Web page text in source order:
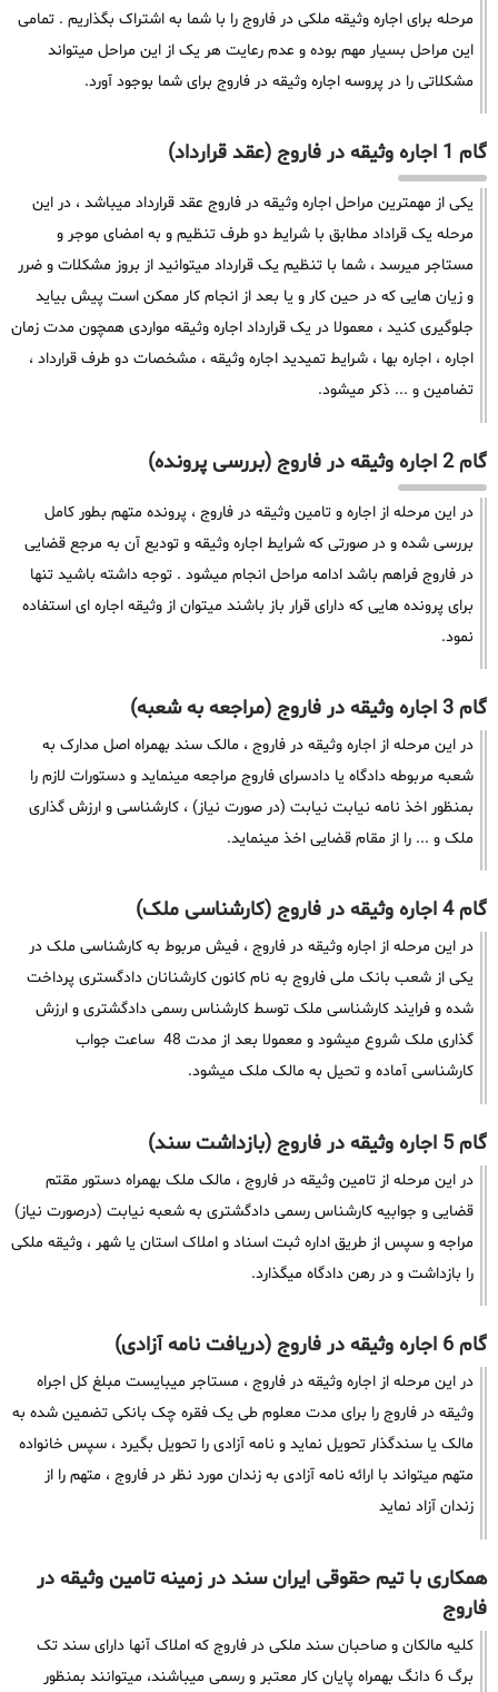
مرحله برای اجاره وثیقه ملکی در فاروج را با شما به اشتراک بگذاریم . تمامی
این مراحل بسیار مهم بوده و عدم رعایت هر یک از این مراحل میتواند
مشکلاتی را در پروسه اجاره وثیقه در فاروج برای شما بوجود آورد.
گام 1 اجاره وثیقه در فاروج (عقد قرارداد)
یکی از مهمترین مراحل اجاره وثیقه در فاروج عقد قرارداد میباشد ، در این
مرحله یک قراداد مطابق با شرایط دو طرف تنظیم و به امضای موجر و
مستاجر میرسد ، شما با تنظیم یک قرارداد میتوانید از بروز مشکلات و ضرر
و زیان هایی که در حین کار و یا بعد از انجام کار ممکن است پیش بیاید
جلوگیری کنید ، معمولا در یک قرارداد اجاره وثیقه مواردی همچون مدت زمان
اجاره ، اجاره بها ، شرایط تمیدید اجاره وثیقه ، مشخصات دو طرف قرارداد ،
تضامین و ... ذکر میشود.
گام 2 اجاره وثیقه در فاروج (بررسی پرونده)
در این مرحله از اجاره و تامین وثیقه در فاروج ، پرونده متهم بطور کامل
بررسی شده و در صورتی که شرایط اجاره وثیقه و تودیع آن به مرجع قضایی
در فاروج فراهم باشد ادامه مراحل انجام میشود . توجه داشته باشید تنها
برای پرونده هایی که دارای قرار باز باشند میتوان از وثیقه اجاره ای استفاده
نمود.
گام 3 اجاره وثیقه در فاروج (مراجعه به شعبه)
در این مرحله از اجاره وثیقه در فاروج ، مالک سند بهمراه اصل مدارک به
شعبه مربوطه دادگاه یا دادسرای فاروج مراجعه مینماید و دستورات لازم را
بمنظور اخذ نامه نیابت نیابت (در صورت نیاز) ، کارشناسی و ارزش گذاری
ملک و ... را از مقام قضایی اخذ مینماید.
گام 4 اجاره وثیقه در فاروج (کارشناسی ملک)
در این مرحله از اجاره وثیقه در فاروج ، فیش مربوط به کارشناسی ملک در
یکی از شعب بانک ملی فاروج به نام کانون کارشنانان دادگستری پرداخت
شده و فرایند کارشناسی ملک توسط کارشناس رسمی دادگشتری و ارزش
گذاری ملک شروع میشود و معمولا بعد از مدت 48 ساعت جواب
کارشناسی آماده و تحیل به مالک ملک میشود.
گام 5 اجاره وثیقه در فاروج (بازداشت سند)
در این مرحله از تامین وثیقه در فاروج ، مالک ملک بهمراه دستور مقتم
قضایی و جوابیه کارشناس رسمی دادگشتری به شعبه نیابت (درصورت نیاز)
مراجه و سپس از طریق اداره ثبت اسناد و املاک استان یا شهر ، وثیقه ملکی
را بازداشت و در رهن دادگاه میگذارد.
گام 6 اجاره وثیقه در فاروج (دریافت نامه آزادی)
در این مرحله از اجاره وثیقه در فاروج ، مستاجر میبایست مبلغ کل اجراه
وثیقه در فاروج را برای مدت معلوم طی یک فقره چک بانکی تضمین شده به
مالک یا سندگذار تحویل نماید و نامه آزادی را تحویل بگیرد ، سپس خانواده
متهم میتواند با ارائه نامه آزادی به زندان مورد نظر در فاروج ، متهم را از
زندان آزاد نماید
همکاری با تیم حقوقی ایران سند در زمینه تامین وثیقه در
فاروج
کلیه مالکان و صاحبان سند ملکی در فاروج که املاک آنها دارای سند تک
برگ 6 دانگ بهمراه پایان کار معتبر و رسمی میباشند، میتوانند بمنظور